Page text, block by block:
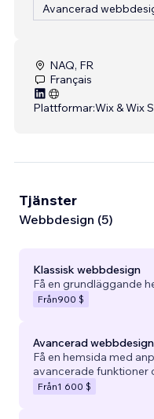
Avancerad
NAQ, FR
Français
Plattformar:Wix & Wix
Tjänster
Webbdesign (5)
Klassisk webbdesign
Få en grundläggande
Från900 $
Avancerad webbdesign
Få en hemsida med
avancerade funktioner
Från1 600 $